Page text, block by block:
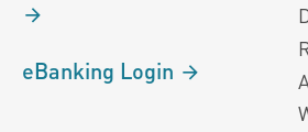
eBanking Login